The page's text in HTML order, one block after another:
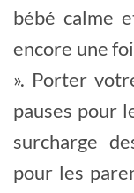
bébé calme
encore une
». Porter
pauses pour
surcharge
pour les